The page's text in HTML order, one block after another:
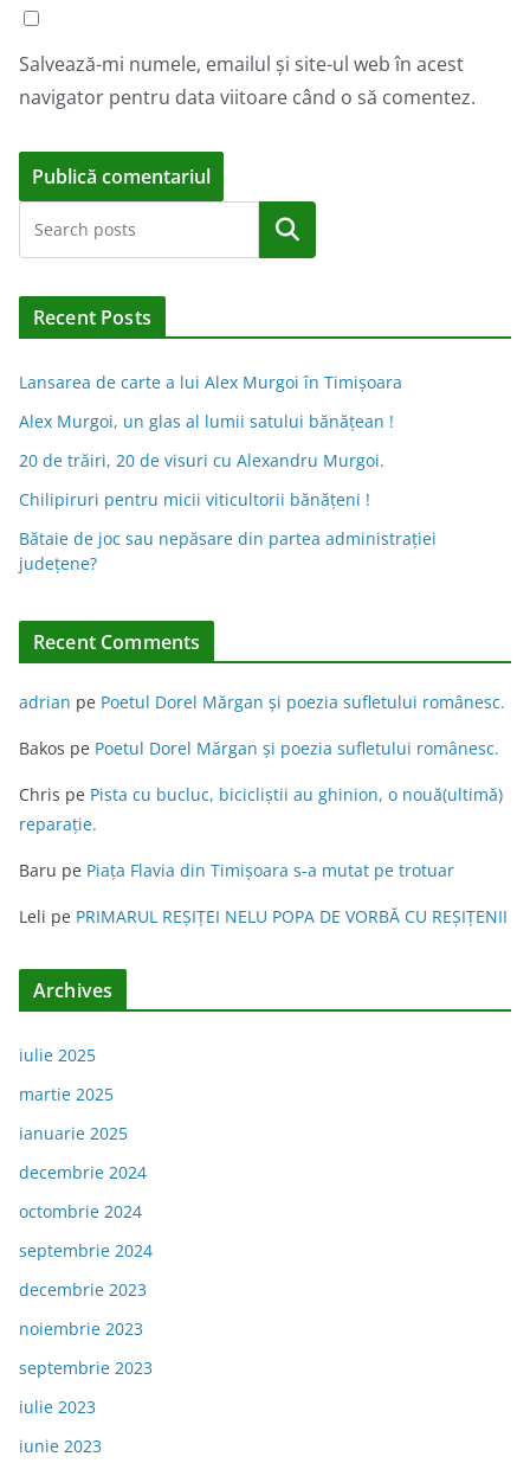
Salvează-mi numele, emailul și site-ul web în acest
navigator pentru data viitoare când o să comentez.
l
n
a
t
e
Caută
Recent Posts
Lansarea de carte a lui Alex Murgoi în Timișoara
Alex Murgoi, un glas al lumii satului bănățean !
20 de trăiri, 20 de visuri cu Alexandru Murgoi.
Chilipiruri pentru micii viticultorii bănăţeni !
Bătaie de joc sau nepăsare din partea administraţiei
judeţene?
Recent Comments
adrian pe Poetul Dorel Mărgan şi poezia sufletului românesc.
Bakos pe Poetul Dorel Mărgan şi poezia sufletului românesc.
Chris pe Pista cu bucluc, bicicliștii au ghinion, o nouă(ultimă)
reparație.
Baru pe Piața Flavia din Timişoara s-a mutat pe trotuar
Leli pe PRIMARUL REŞIŢEI NELU POPA DE VORBĂ CU REŞIŢENII
Archives
iulie 2025
martie 2025
ianuarie 2025
decembrie 2024
octombrie 2024
septembrie 2024
decembrie 2023
noiembrie 2023
septembrie 2023
iulie 2023
iunie 2023